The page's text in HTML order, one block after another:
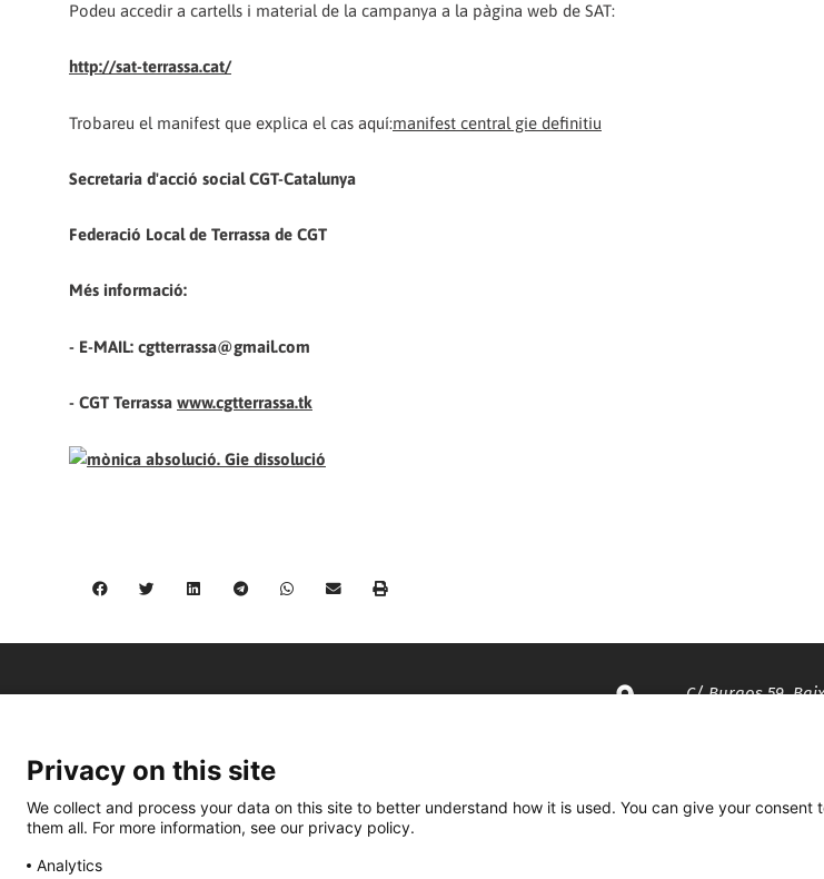
Podeu accedir a cartells i material de la campanya a la pàgina web de SAT:
http://sat-terrassa.cat/
Trobareu el manifest que explica el cas aquí:manifest central gie definitiu
Secretaria d'acció social CGT-Catalunya
Federació Local de Terrassa de CGT
Més informació:
- E-MAIL: cgtterrassa@gmail.com
- CGT Terrassa www.cgtterrassa.tk
C/ Burgos 59,
Privacy on this site
We collect and process your data on this site to better understand how it is used. You can give your consent
them all. For more information, see our privacy policy.
Analytics